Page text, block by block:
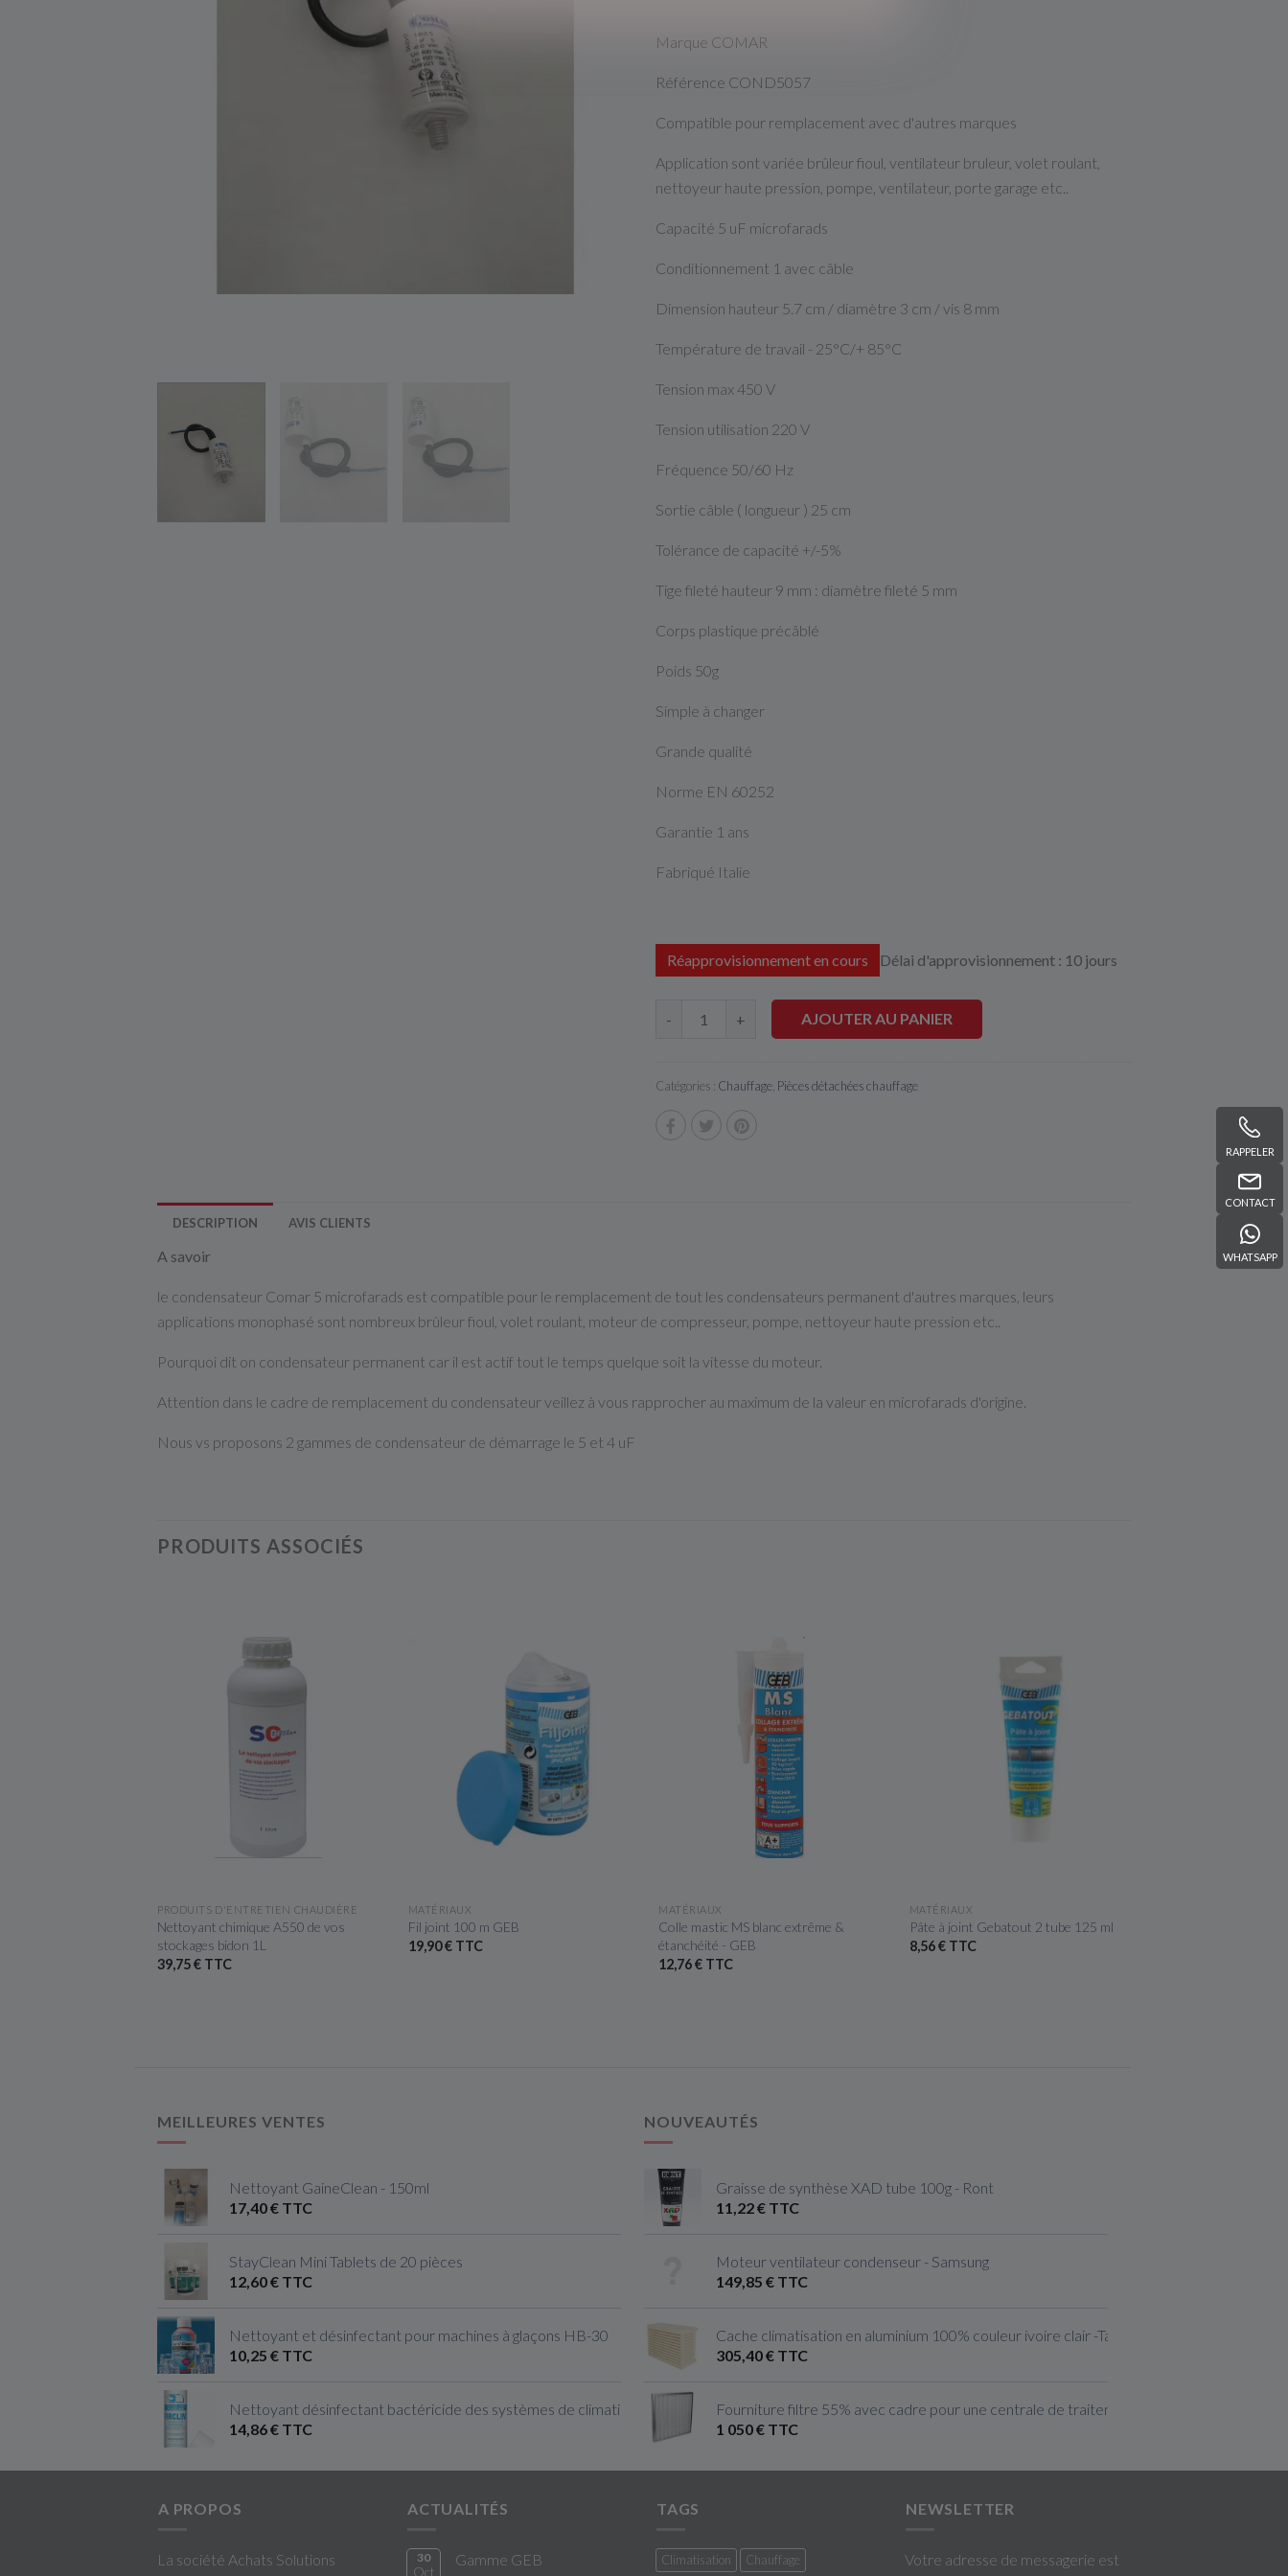
RAPPELER
CONTACT
WHATSAPP
Marque COMAR
Référence COND5057
Compatible pour remplacement avec d'autres marques
Application sont variée brûleur fioul, ventilateur bruleur, volet roulant,
nettoyeur haute pression, pompe, ventilateur, porte garage etc..
Capacité 5 uF microfarads
Conditionnement 1 avec câble
Dimension hauteur 5.7 cm / diamètre 3 cm / vis 8 mm
Température de travail - 25°C/+ 85°C
Tension max 450 V
Tension utilisation 220 V
Fréquence 50/60 Hz
Sortie câble ( longueur ) 25 cm
Tolérance de capacité +/-5%
Tige fileté hauteur 9 mm : diamètre fileté 5 mm
Corps plastique précâblé
Poids 50g
Simple à changer
Grande qualité
Norme EN 60252
Garantie 1 ans
Fabriqué Italie
Réapprovisionnement en cours Délai d'approvisionnement : 10 jours
- + AJOUTER AU PANIER
Catégories : Chauffage, Pièces détachées chauffage
DESCRIPTION AVIS CLIENTS
A savoir
le condensateur Comar 5 microfarads est compatible pour le remplacement de tout les condensateurs permanent d'autres marques, leurs
applications monophasé sont nombreux brûleur fioul, volet roulant, moteur de compresseur, pompe, nettoyeur haute pression etc..
Pourquoi dit on condensateur permanent car il est actif tout le temps quelque soit la vitesse du moteur.
Attention dans le cadre de remplacement du condensateur veillez à vous rapprocher au maximum de la valeur en microfarads d'origine.
Nous vs proposons 2 gammes de condensateur de démarrage le 5 et 4 uF
PRODUITS ASSOCIÉS
APERÇU RAPIDE
PRODUITS D'ENTRETIEN CHAUDIÈRE
Nettoyant chimique A550 de vos
stockages bidon 1L
39,75 € TTC
APERÇU RAPIDE
MATÉRIAUX
Fil joint 100 m GEB
19,90 € TTC
APERÇU RAPIDE
MATÉRIAUX
Colle mastic MS blanc extrême &
étanchéité - GEB
12,76 € TTC
APERÇU RAPIDE
MATÉRIAUX
Pâte à joint Gebatout 2 tube 125 ml
8,56 € TTC
MEILLEURES VENTES
Nettoyant GaineClean - 150ml
17,40 € TTC
StayClean Mini Tablets de 20 pièces
12,60 € TTC
Nettoyant et désinfectant pour machines à glaçons HB-30
10,25 € TTC
Nettoyant désinfectant bactéricide des systèmes de climatisation & Ventilation
14,86 € TTC
NOUVEAUTÉS
Graisse de synthèse XAD tube 100g - Ront
11,22 € TTC
Moteur ventilateur condenseur - Samsung
149,85 € TTC
Cache climatisation en aluminium 100% couleur ivoire clair -Taille S
305,40 € TTC
Fourniture filtre 55% avec cadre pour une centrale de traitement d'air
1 050 € TTC
A PROPOS
La société Achats Solutions
ACTUALITÉS
30
Oct
Gamme GEB
TAGS
Climatisation Chauffage
NEWSLETTER
Votre adresse de messagerie est